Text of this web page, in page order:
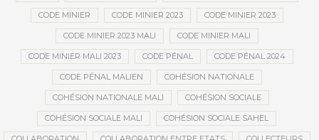
CODE MINIER CODE MINIER 2023 CODE MINIER 2023
CODE MINIER 2023 MALI CODE MINIER MALI
CODE MINIER MALI 2023 CODE PÉNAL CODE PÉNAL 2024
CODE PÉNAL MALIEN COHÉSION NATIONALE
COHÉSION NATIONALE MALI COHÉSION SOCIALE
COHÉSION SOCIALE MALI COHÉSION SOCIALE SAHEL